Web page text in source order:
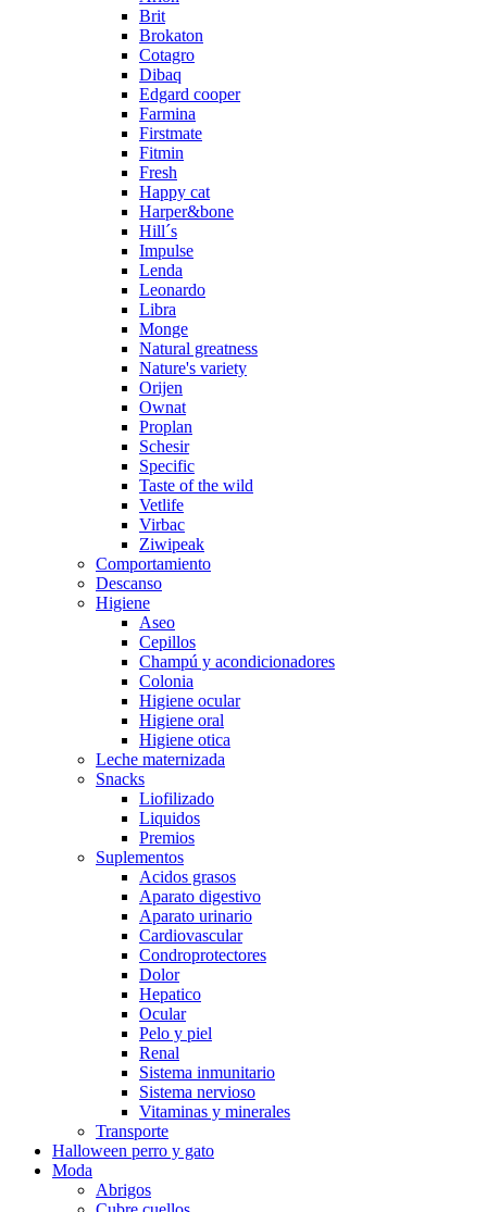
Brit
Brokaton
Cotagro
Dibaq
Edgard cooper
Farmina
Firstmate
Fitmin
Fresh
Happy cat
Harper&bone
Hill´s
Impulse
Lenda
Leonardo
Libra
Monge
Natural greatness
Nature's variety
Orijen
Ownat
Proplan
Schesir
Specific
Taste of the wild
Vetlife
Virbac
Ziwipeak
Comportamiento
Descanso
Higiene
Aseo
Cepillos
Champú y acondicionadores
Colonia
Higiene ocular
Higiene oral
Higiene otica
Leche maternizada
Snacks
Liofilizado
Liquidos
Premios
Suplementos
Acidos grasos
Aparato digestivo
Aparato urinario
Cardiovascular
Condroprotectores
Dolor
Hepatico
Ocular
Pelo y piel
Renal
Sistema inmunitario
Sistema nervioso
Vitaminas y minerales
Transporte
Halloween perro y gato
Moda
Abrigos